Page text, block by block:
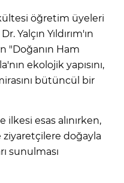
öğretim üyeleri
Yalçın Yıldırım'ın
"Doğanın Ham
ekolojik yapısını,
bütüncül bir
esas alınırken,
ziyaretçilere doğayla
sunulması